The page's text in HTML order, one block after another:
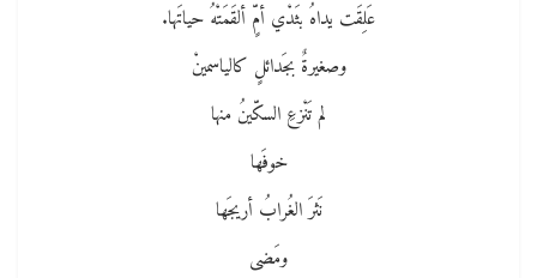
عَلِقَت يداهُ بثَدْي أمٍّ ألقَمَتْهُ حياتَها.
وصغيرةٌ بجَدائلٍ كالياسمينْ
لم تَنْزعِ السكّينُ منها
خوفَها
نَثرَ الغُرابُ أريجَها
ومَضى